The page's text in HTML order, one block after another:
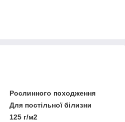
Рослинного походження
Для постільної білизни
125 г/м2